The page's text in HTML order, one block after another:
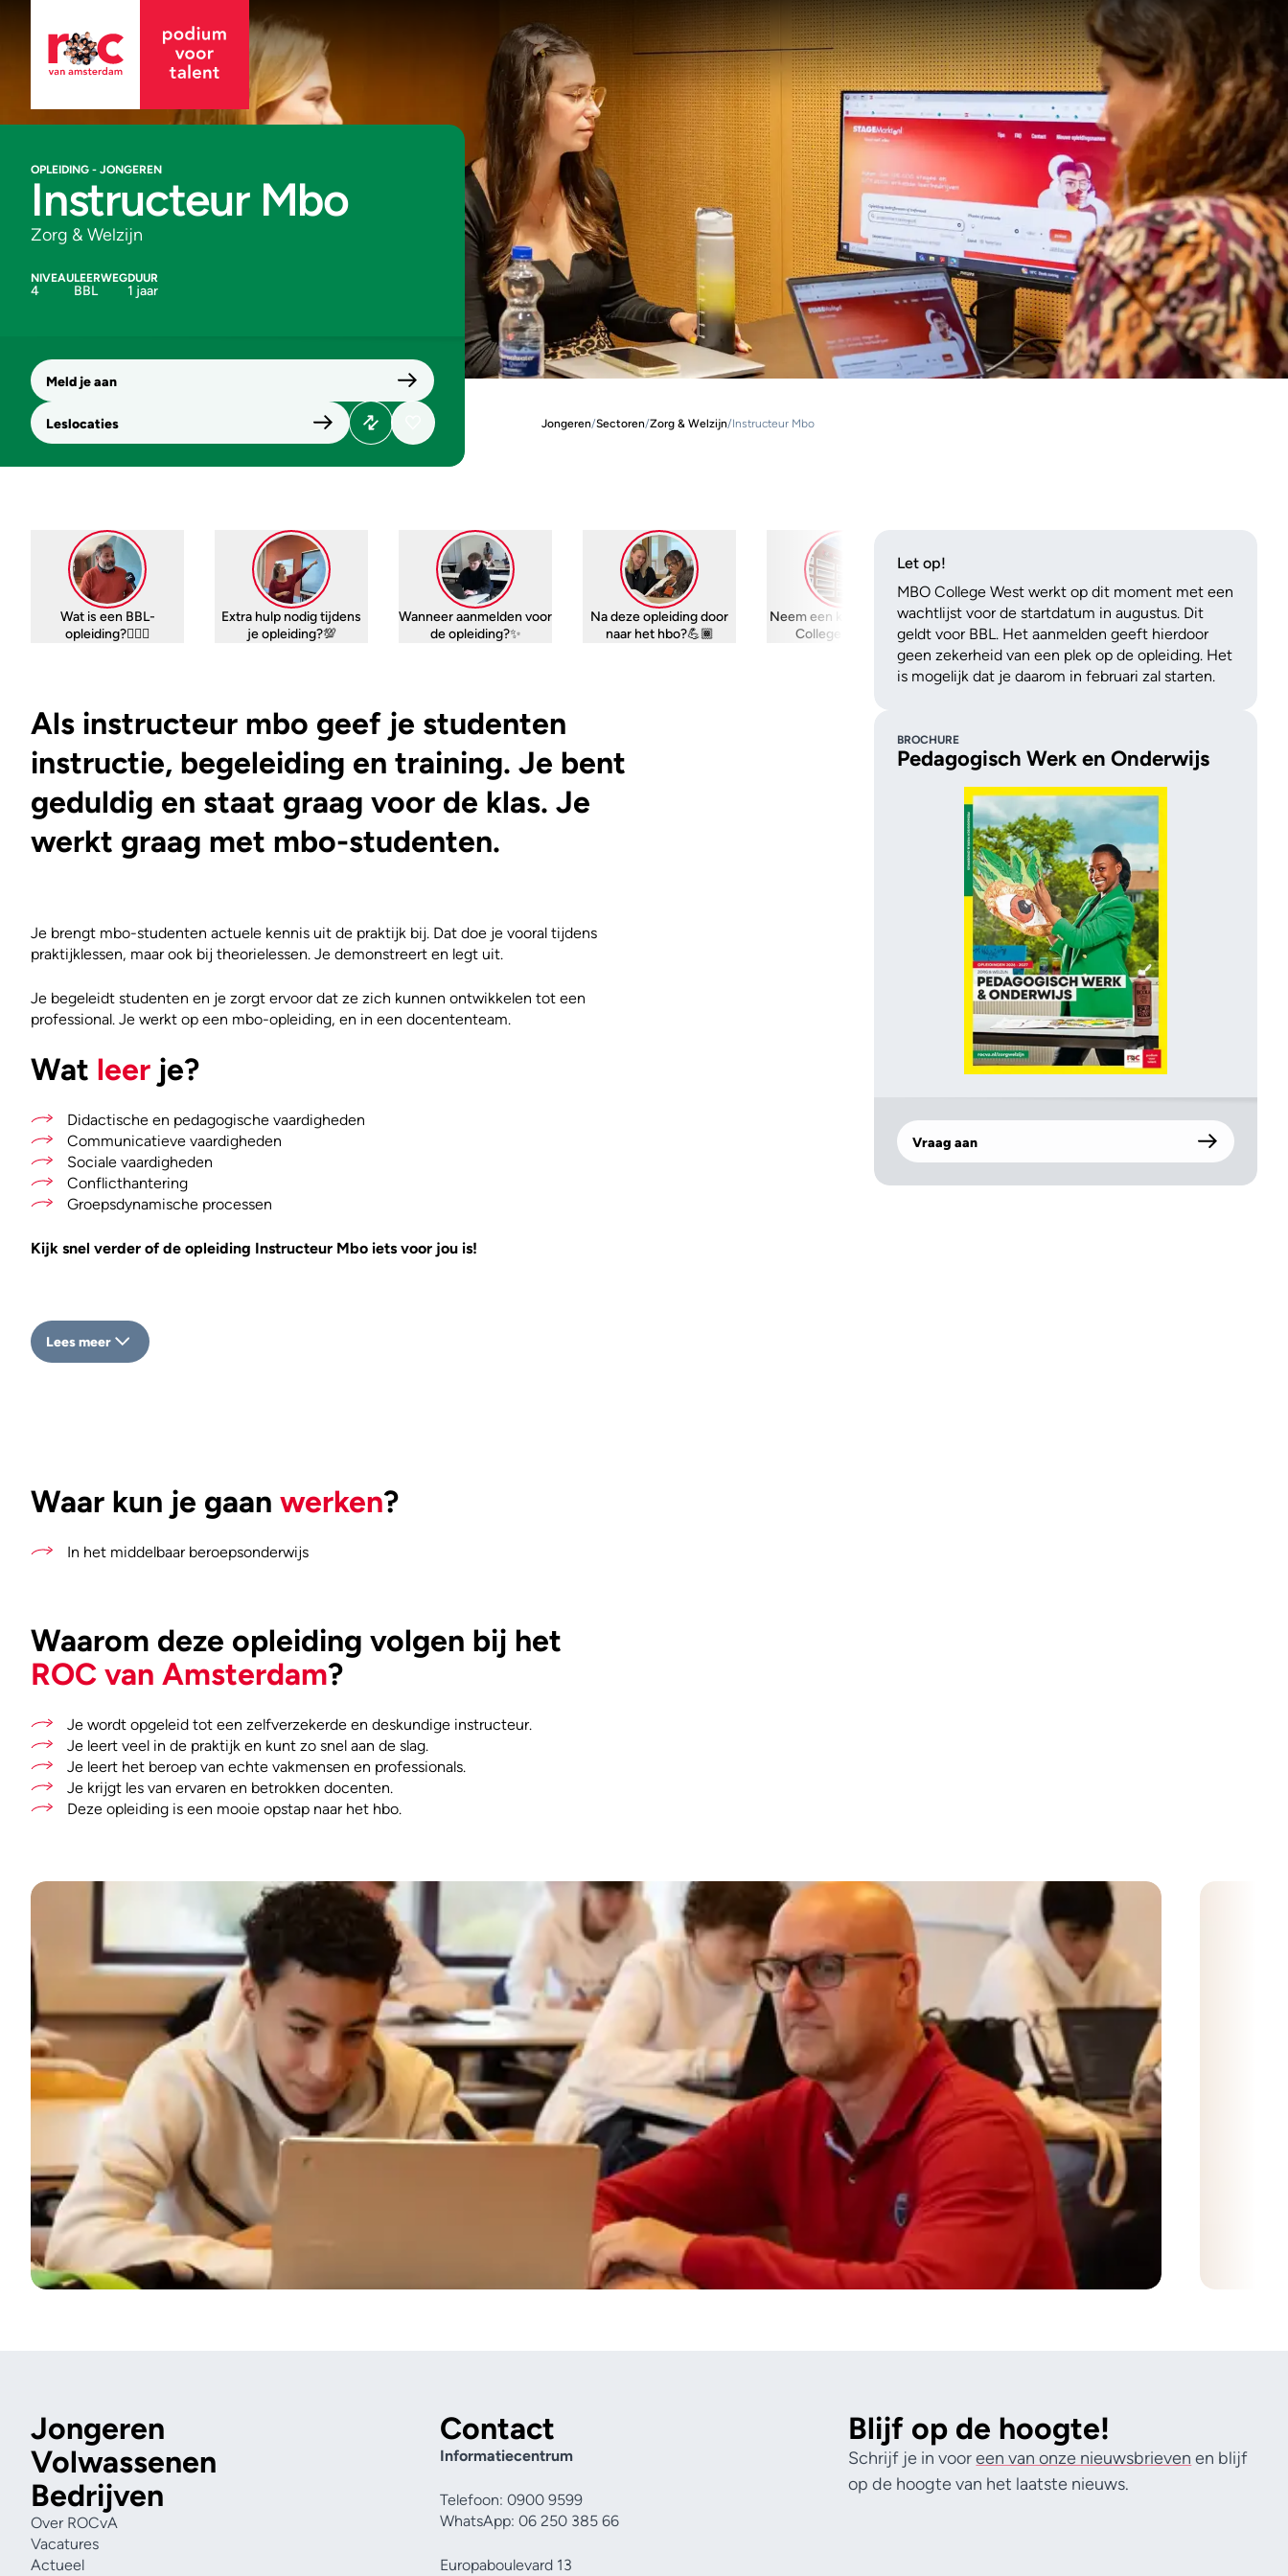
OPLEIDING - JONGEREN
Instructeur Mbo
Zorg & Welzijn
NIVEAU
4
LEERWEG
BBL
DUUR
1 jaar
Meld je aan
Leslocaties Jongeren/Sectoren/Zorg & Welzijn/Instructeur Mbo
Let op!
MBO College West werkt op dit moment met een
wachtlijst voor de startdatum in augustus. Dit
geldt voor BBL. Het aanmelden geeft hierdoor
geen zekerheid van een plek op de opleiding. Het
is mogelijk dat je daarom in februari zal starten.
Wat is een BBL-
opleiding?🤷🏼‍♀️
Extra hulp nodig tijdens
je opleiding?💯
Wanneer aanmelden voor
de opleiding?✨
Na deze opleiding door
naar het hbo?💪🏾
Neem een kijkje bij MBO
College West 💯
Als instructeur mbo geef je studenten
instructie, begeleiding en training. Je bent
geduldig en staat graag voor de klas. Je
werkt graag met mbo-studenten.
Je brengt mbo-studenten actuele kennis uit de praktijk bij. Dat doe je vooral tijdens
praktijklessen, maar ook bij theorielessen. Je demonstreert en legt uit.
Je begeleidt studenten en je zorgt ervoor dat ze zich kunnen ontwikkelen tot een
professional. Je werkt op een mbo-opleiding, en in een docententeam.
Wat leer je?
Didactische en pedagogische vaardigheden
Communicatieve vaardigheden
Sociale vaardigheden
Conflicthantering
Groepsdynamische processen
Kijk snel verder of de opleiding Instructeur Mbo iets voor jou is!
Lees meer
BROCHURE
Pedagogisch Werk en Onderwijs
Vraag aan
Waar kun je gaan werken?
In het middelbaar beroepsonderwijs
Waarom deze opleiding volgen bij het
ROC van Amsterdam?
Je wordt opgeleid tot een zelfverzekerde en deskundige instructeur.
Je leert veel in de praktijk en kunt zo snel aan de slag.
Je leert het beroep van echte vakmensen en professionals.
Je krijgt les van ervaren en betrokken docenten.
Deze opleiding is een mooie opstap naar het hbo.
Jongeren
Volwassenen
Bedrijven
Over ROCvA
Vacatures
Actueel
Contact
Informatiecentrum
Telefoon: 0900 9599
WhatsApp: 06 250 385 66
Europaboulevard 13
Blijf op de hoogte!
Schrijf je in vooreen van onze nieuwsbrieven en blijf
op de hoogte van het laatste nieuws.